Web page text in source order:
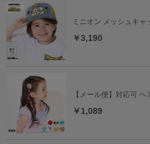
ミニオン メッシュキャ
￥3,190
【メール便】対応可
￥1,089